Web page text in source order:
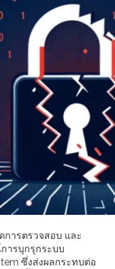
การตรวจสอบ และ
ารบุกรุกระบบ
ซึ่งส่งผลกระทบต่อ